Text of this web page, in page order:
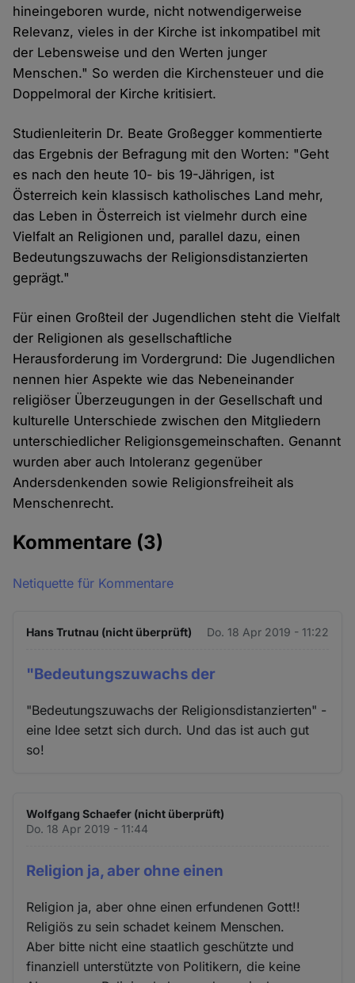
hineingeboren wurde, nicht notwendigerweise
Relevanz, vieles in der Kirche ist inkompatibel mit
der Lebensweise und den Werten junger
Menschen." So werden die Kirchensteuer und die
Doppelmoral der Kirche kritisiert.
Studienleiterin Dr. Beate Großegger kommentierte
das Ergebnis der Befragung mit den Worten: "Geht
es nach den heute 10- bis 19-Jährigen, ist
Österreich kein klassisch katholisches Land mehr,
das Leben in Österreich ist vielmehr durch eine
Vielfalt an Religionen und, parallel dazu, einen
Bedeutungszuwachs der Religionsdistanzierten
geprägt."
Für einen Großteil der Jugendlichen steht die Vielfalt
der Religionen als gesellschaftliche
Herausforderung im Vordergrund: Die Jugendlichen
nennen hier Aspekte wie das Nebeneinander
religiöser Überzeugungen in der Gesellschaft und
kulturelle Unterschiede zwischen den Mitgliedern
unterschiedlicher Religionsgemeinschaften. Genannt
wurden aber auch Intoleranz gegenüber
Andersdenkenden sowie Religionsfreiheit als
Menschenrecht.
Kommentare (3)
Netiquette für Kommentare
Hans Trutnau (nicht überprüft) Do. 18 Apr 2019 - 11:22
"Bedeutungszuwachs der
"Bedeutungszuwachs der Religionsdistanzierten" -
eine Idee setzt sich durch. Und das ist auch gut
so!
Wolfgang Schaefer (nicht überprüft)
Do. 18 Apr 2019 - 11:44
Religion ja, aber ohne einen
Religion ja, aber ohne einen erfundenen Gott!!
Religiös zu sein schadet keinem Menschen.
Aber bitte nicht eine staatlich geschützte und
finanziell unterstützte von Politikern, die keine